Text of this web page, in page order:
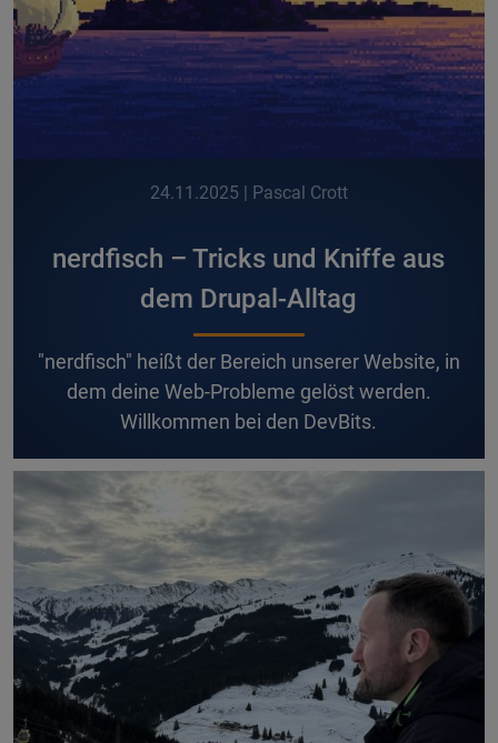
24.11.2025 | Pascal Crott
nerdfisch – Tricks und Kniffe aus
dem Drupal-Alltag
"nerdfisch" heißt der Bereich unserer Website, in
dem deine Web-Probleme gelöst werden.
Willkommen bei den DevBits.